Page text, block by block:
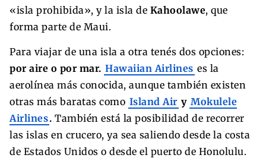
«isla prohibida», y la isla de Kahoolawe, que
forma parte de Maui.
Para viajar de una isla a otra tenés dos opciones:
por aire o por mar. Hawaiian Airlines es la
aerolínea más conocida, aunque también existen
otras más baratas como Island Air y Mokulele
Airlines. También está la posibilidad de recorrer
las islas en crucero, ya sea saliendo desde la costa
de Estados Unidos o desde el puerto de Honolulu.